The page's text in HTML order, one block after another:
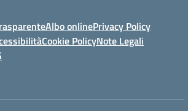
Albo onlinePrivacy Policy
Cookie PolicyNote Legali